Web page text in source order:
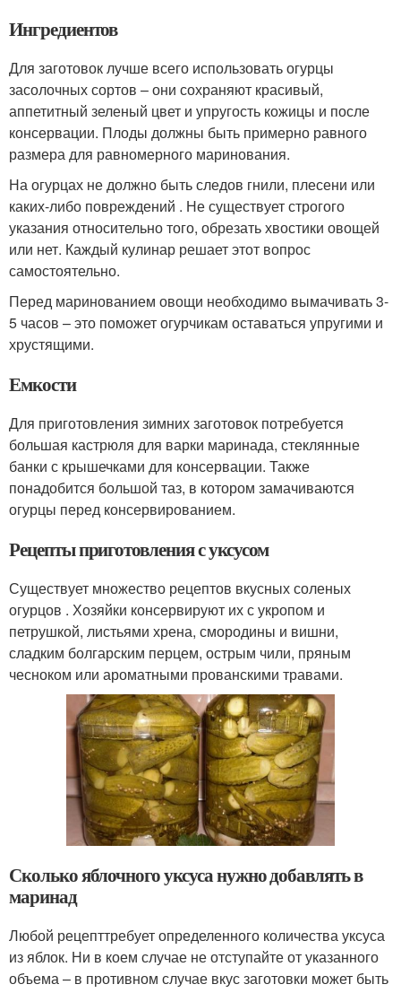
Ингредиентов
Для заготовок лучше всего использовать огурцы
засолочных сортов – они сохраняют красивый,
аппетитный зеленый цвет и упругость кожицы и после
консервации. Плоды должны быть примерно равного
размера для равномерного маринования.
На огурцах не должно быть следов гнили, плесени или
каких-либо повреждений . Не существует строгого
указания относительно того, обрезать хвостики овощей
или нет. Каждый кулинар решает этот вопрос
самостоятельно.
Перед маринованием овощи необходимо вымачивать 3-
5 часов – это поможет огурчикам оставаться упругими и
хрустящими.
Емкости
Для приготовления зимних заготовок потребуется
большая кастрюля для варки маринада, стеклянные
банки с крышечками для консервации. Также
понадобится большой таз, в котором замачиваются
огурцы перед консервированием.
Рецепты приготовления с уксусом
Существует множество рецептов вкусных соленых
огурцов . Хозяйки консервируют их с укропом и
петрушкой, листьями хрена, смородины и вишни,
сладким болгарским перцем, острым чили, пряным
чесноком или ароматными прованскими травами.
Сколько яблочного уксуса нужно добавлять в
маринад
Любой рецепттребует определенного количества уксуса
из яблок. Ни в коем случае не отступайте от указанного
объема – в противном случае вкус заготовки может быть